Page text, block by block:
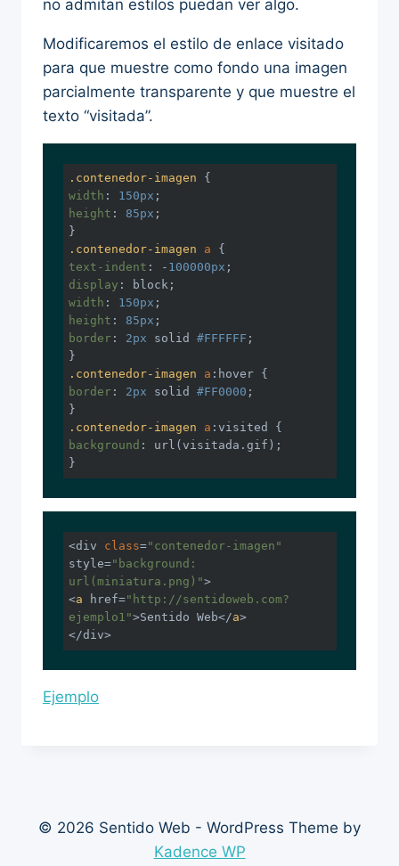
no admitan estilos puedan ver algo.
Modificaremos el estilo de enlace visitado
para que muestre como fondo una imagen
parcialmente transparente y que muestre el
texto “visitada”.
.contenedor-imagen
width : 150px
height : 85px ;
.contenedor-imagen
a
text-indent : - 100000px
display
width : 150px
height : 85px
border: 2px solid #FFFFFF ;
.contenedor-imagen
a :hover
border: 2px solid #FF0000 ;
.contenedor-imagen
a :visited
background : url (visitada.gif);
}
<div class="contenedor-imagen"
style="background:
url(miniatura.png)"
<a href="http://sentidoweb.com?
ejemplo1">Sentido Web</a>
</div>
Ejemplo
© 2026 Sentido Web - WordPress Theme by
Kadence WP